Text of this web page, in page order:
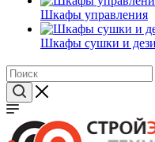
Шкафы управления
Шкафы сушки и